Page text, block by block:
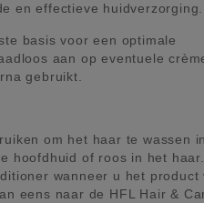
en effectieve huidverzorging.
basis voor een optimale
aan op eventuele
gebruikt.
om het haar te wassen
hoofdhuid of roos in het
wanneer u het product
eens naar de HFL Hair &